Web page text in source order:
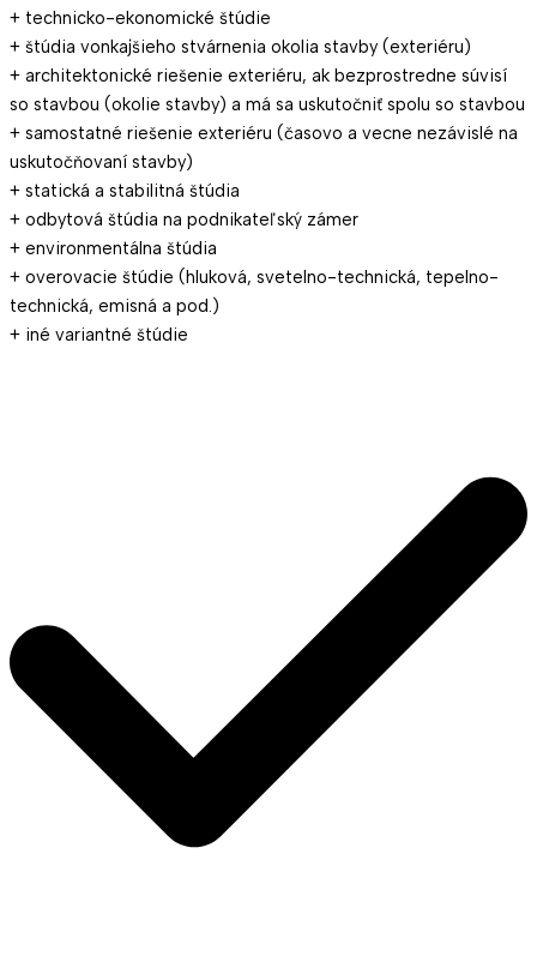
+ technicko-ekonomické štúdie
+ štúdia vonkajšieho stvárnenia okolia stavby (exteriéru)
+ architektonické riešenie exteriéru, ak bezprostredne súvisí
so stavbou (okolie stavby) a má sa uskutočniť spolu so stavbou
+ samostatné riešenie exteriéru (časovo a vecne nezávislé na
uskutočňovaní stavby)
+ statická a stabilitná štúdia
+ odbytová štúdia na podnikateľský zámer
+ environmentálna štúdia
+ overovacie štúdie (hluková, svetelno-technická, tepelno-
technická, emisná a pod.)
+ iné variantné štúdie